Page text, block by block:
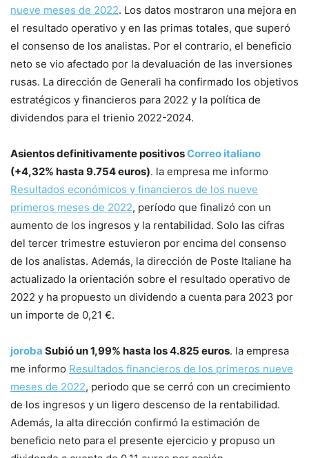
nueve meses de 2022. Los datos mostraron una mejora en
el resultado operativo y en las primas totales, que superó
el consenso de los analistas. Por el contrario, el beneficio
neto se vio afectado por la devaluación de las inversiones
rusas. La dirección de Generali ha confirmado los objetivos
estratégicos y financieros para 2022 y la política de
dividendos para el trienio 2022-2024.
Asientos definitivamente positivosCorreo italiano
(+4,32% hasta 9.754 euros). la empresa me informo
Resultados económicos y financieros de los nueve
primeros meses de 2022, período que finalizó con un
aumento de los ingresos y la rentabilidad. Solo las cifras
del tercer trimestre estuvieron por encima del consenso
de los analistas. Además, la dirección de Poste Italiane ha
actualizado la orientación sobre el resultado operativo de
2022 y ha propuesto un dividendo a cuenta para 2023 por
un importe de 0,21 €.
joroba Subió un 1,99% hasta los 4.825 euros. la empresa
me informo Resultados financieros de los primeros nueve
meses de 2022, periodo que se cerró con un crecimiento
de los ingresos y un ligero descenso de la rentabilidad.
Además, la alta dirección confirmó la estimación de
beneficio neto para el presente ejercicio y propuso un